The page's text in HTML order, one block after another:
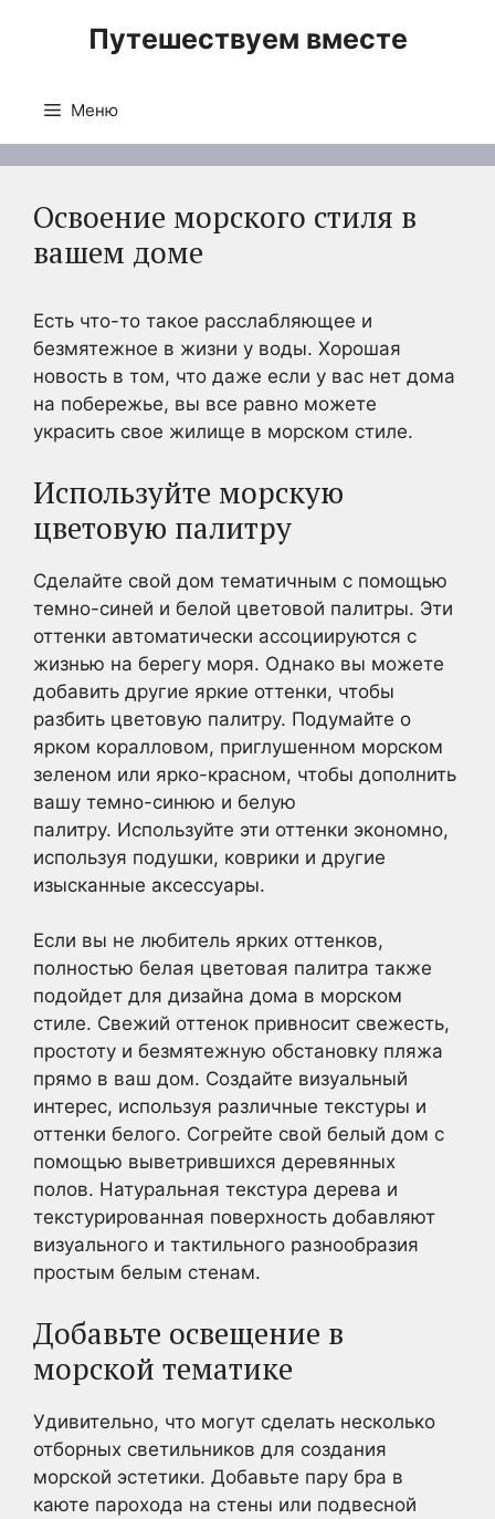
Путешествуем вместе
Меню
Освоение морского стиля в
вашем доме
Есть что-то такое расслабляющее и
безмятежное в жизни у воды. Хорошая
новость в том, что даже если у вас нет дома
на побережье, вы все равно можете
украсить свое жилище в морском стиле.
Используйте морскую
цветовую палитру
Сделайте свой дом тематичным с помощью
темно-синей и белой цветовой палитры. Эти
оттенки автоматически ассоциируются с
жизнью на берегу моря. Однако вы можете
добавить другие яркие оттенки, чтобы
разбить цветовую палитру. Подумайте о
ярком коралловом, приглушенном морском
зеленом или ярко-красном, чтобы дополнить
вашу темно-синюю и белую
палитру. Используйте эти оттенки экономно,
используя подушки, коврики и другие
изысканные аксессуары.
Если вы не любитель ярких оттенков,
полностью белая цветовая палитра также
подойдет для дизайна дома в морском
стиле. Свежий оттенок привносит свежесть,
простоту и безмятежную обстановку пляжа
прямо в ваш дом. Создайте визуальный
интерес, используя различные текстуры и
оттенки белого. Согрейте свой белый дом с
помощью выветрившихся деревянных
полов. Натуральная текстура дерева и
текстурированная поверхность добавляют
визуального и тактильного разнообразия
простым белым стенам.
Добавьте освещение в
морской тематике
Удивительно, что могут сделать несколько
отборных светильников для создания
морской эстетики. Добавьте пару бра в
каюте парохода на стены или подвесной